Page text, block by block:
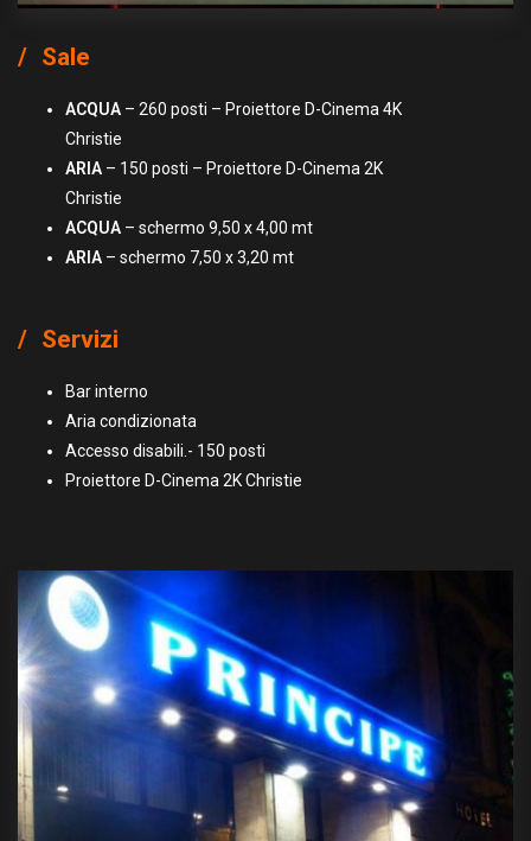
Sale
ACQUA – 260 posti – Proiettore D-Cinema 4K
Christie
ARIA – 150 posti – Proiettore D-Cinema 2K
Christie
ACQUA – schermo 9,50 x 4,00 mt
ARIA – schermo 7,50 x 3,20 mt
Servizi
Bar interno
Aria condizionata
Accesso disabili.- 150 posti
Proiettore D-Cinema 2K Christie